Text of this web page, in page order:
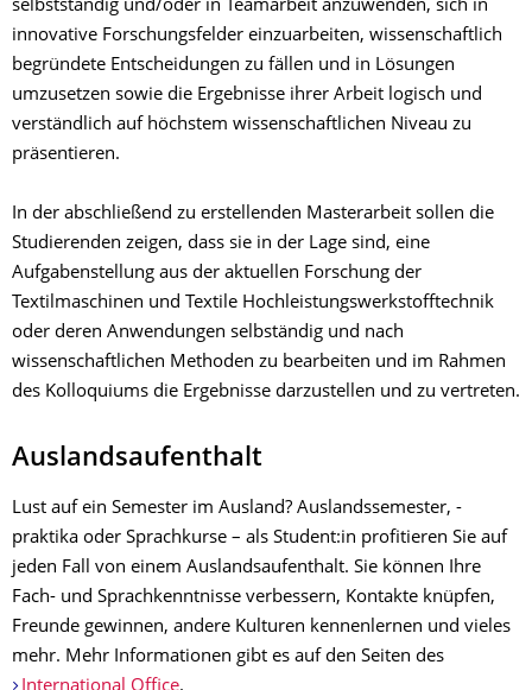
selbstständig und/oder in Teamarbeit anzuwenden, sich in
innovative Forschungsfelder einzuarbeiten, wissenschaftlich
begründete Entscheidungen zu fällen und in Lösungen
umzusetzen sowie die Ergebnisse ihrer Arbeit logisch und
verständlich auf höchstem wissenschaftlichen Niveau zu
präsentieren.
In der abschließend zu erstellenden Masterarbeit sollen die
Studierenden zeigen, dass sie in der Lage sind, eine
Aufgabenstellung aus der aktuellen Forschung der
Textilmaschinen und Textile Hochleistungswerkstofftechnik
oder deren Anwendungen selbständig und nach
wissenschaftlichen Methoden zu bearbeiten und im Rahmen
des Kolloquiums die Ergebnisse darzustellen und zu vertreten.
Auslandsaufenthalt
Lust auf ein Semester im Ausland? Auslandssemester, -
praktika oder Sprachkurse – als Student:in profitieren Sie auf
jeden Fall von einem Auslandsaufenthalt. Sie können Ihre
Fach- und Sprachkenntnisse verbessern, Kontakte knüpfen,
Freunde gewinnen, andere Kulturen kennenlernen und vieles
mehr. Mehr Informationen gibt es auf den Seiten des